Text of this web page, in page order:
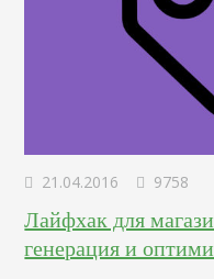
21.04.2016 9758
Лайфхак для
генерация и